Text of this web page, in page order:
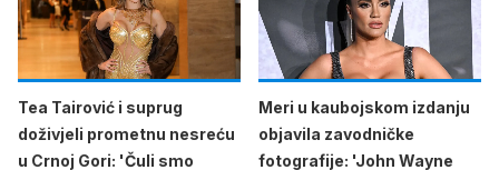
Tea Tairović i suprug
doživjeli prometnu nesreću
u Crnoj Gori: 'Čuli smo
Meri u kaubojskom izdanju
objavila zavodničke
fotografije: 'John Wayne